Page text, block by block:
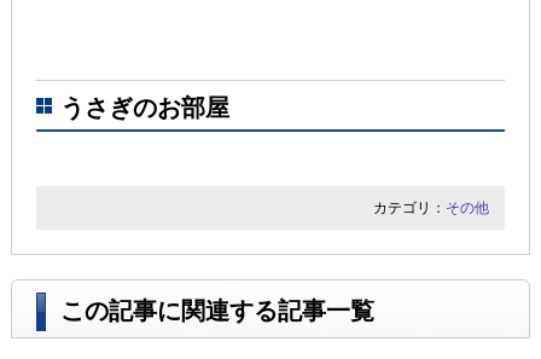
うさぎのお部屋
カテゴリ： その他
この記事に関連する記事一覧